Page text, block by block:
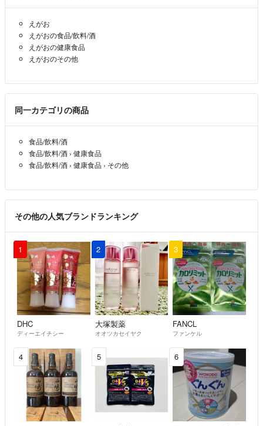
♡ペットは飼っておらず、喫煙もしておりませんのでご安心ください。
♡配送方法が変更になる場合がございます。
最後までお読みいただきありがとうございます。
えがお
えがおの食品/飲料/酒
えがおの健康食品
えがおのその他
同一カテゴリの商品
食品/飲料/酒
食品/飲料/酒 › 健康食品
食品/飲料/酒 › 健康食品 › その他
その他の人気ブランドランキング
1
DHC
ディーエイチシー
2
大塚製薬
オオツカセイヤク
3
FANCL
ファンケル
4 5 6